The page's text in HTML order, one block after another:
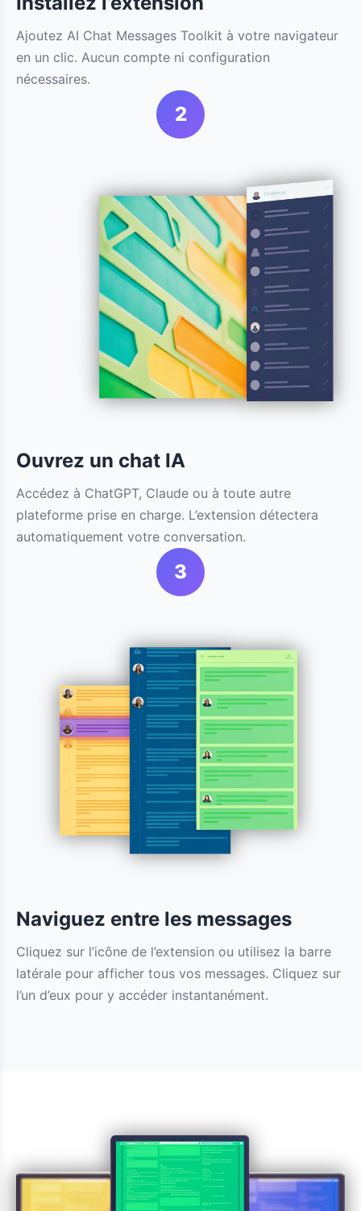
Ajoutez AI Chat Messages Toolkit à votre navigateur
en un clic. Aucun compte ni configuration
nécessaires.
2
Ouvrez un chat IA
Accédez à ChatGPT, Claude ou à toute autre
plateforme prise en charge. L’extension détectera
automatiquement votre conversation.
3
Naviguez entre les messages
Cliquez sur l’icône de l’extension ou utilisez la barre
latérale pour afficher tous vos messages. Cliquez sur
l’un d’eux pour y accéder instantanément.